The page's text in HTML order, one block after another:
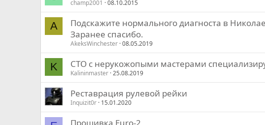
champ2001 08.10.2015
A
Подскажите нормального диагноста в
Заранее спасибо.
AkeksWinchester 08.05.2019
K СТО с нерукожопыми мастерами
Kalininmaster 25.08.2019
Реставрация рулевой рейки
Inquizit0r 15.01.2020